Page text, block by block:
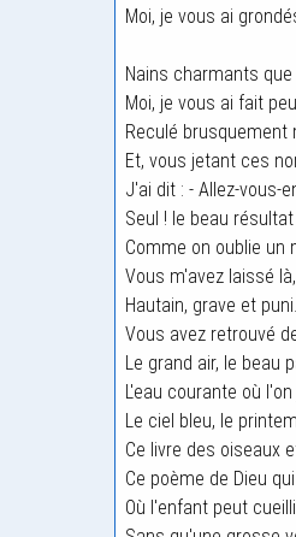
Moi, je vous ai
Nains charmants
Moi, je vous ai fait
Reculé brusquement
Et, vous jetant ces
J'ai dit : - Allez-vous-
Seul ! le beau
Comme on oublie un
Vous m'avez laissé
Hautain, grave et
Vous avez retrouvé
Le grand air, le beau
L'eau courante où
Le ciel bleu, le
Ce livre des oiseaux
Ce poème de Dieu
Où l'enfant peut